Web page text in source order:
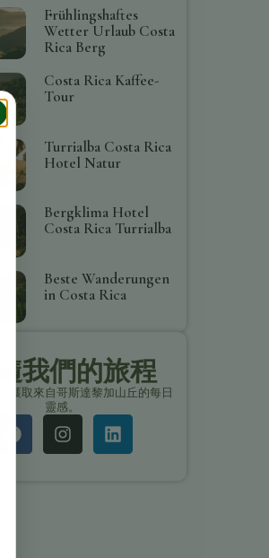
Frühlingshaftes
Wetter Urlaub Costa
Rica Berg
Costa Rica Kaffee-
Tour
Turrialba Costa Rica
Hotel Natur
Bergklima Hotel
Costa Rica Turrialba
Beste Wanderungen
in Costa Rica
我們的旅程
，獲取來自哥斯達黎加山丘的每日
靈感。